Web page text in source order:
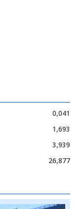
0,041
1,693
3,939
26,877